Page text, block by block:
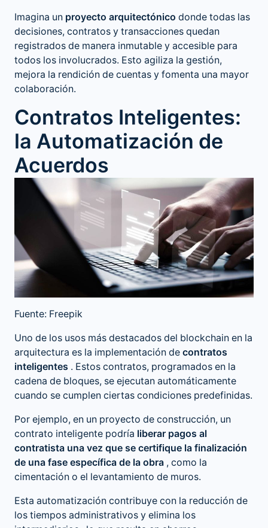
Imagina un proyecto arquitectónico donde todas las
decisiones, contratos y transacciones quedan
registrados de manera inmutable y accesible para
todos los involucrados. Esto agiliza la gestión,
mejora la rendición de cuentas y fomenta una mayor
colaboración.
Contratos Inteligentes:
la Automatización de
Acuerdos
Fuente: Freepik
Uno de los usos más destacados del blockchain en la
arquitectura es la implementación de contratos
inteligentes . Estos contratos, programados en la
cadena de bloques, se ejecutan automáticamente
cuando se cumplen ciertas condiciones predefinidas.
Por ejemplo, en un proyecto de construcción, un
contrato inteligente podría liberar pagos al
contratista una vez que se certifique la finalización
de una fase específica de la obra , como la
cimentación o el levantamiento de muros.
Esta automatización contribuye con la reducción de
los tiempos administrativos y elimina los